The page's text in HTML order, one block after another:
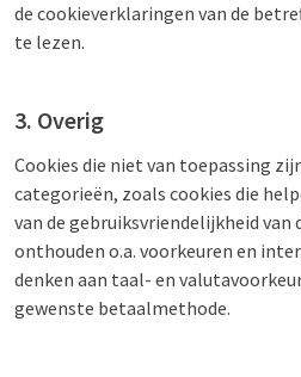
de cookieverklaringen van de
te lezen.
3. Overig
Cookies die niet van toepassing
categorieën, zoals cookies die
van de gebruiksvriendelijkheid van
onthouden o.a. voorkeuren en
denken aan taal- en
gewenste betaalmethode.